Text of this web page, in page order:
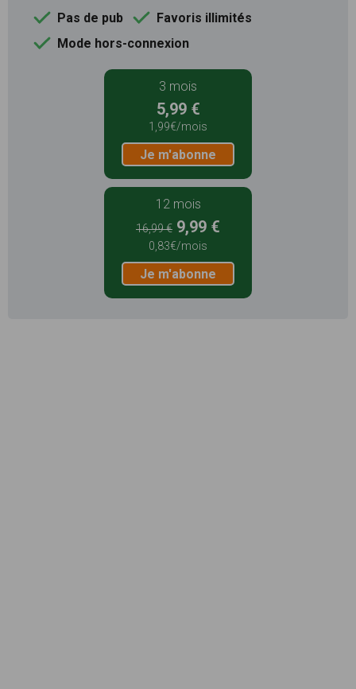
Pas de pub
Favoris illimités
Mode hors-connexion
3 mois
5,99 €
1,99€/mois
Je m'abonne
12 mois
16,99 € 9,99 €
0,83€/mois
Je m'abonne